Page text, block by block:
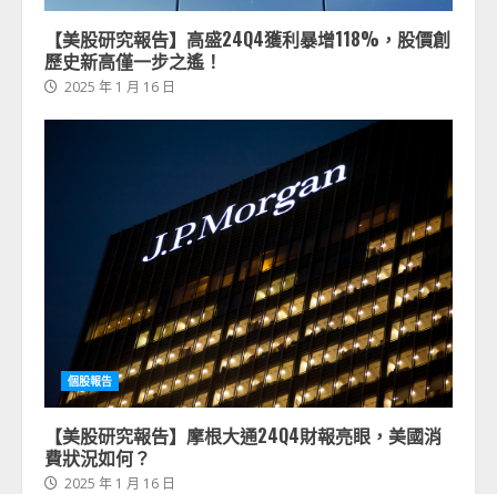
【美股研究報告】高盛24Q4獲利暴增118%，股價創
歷史新高僅一步之遙！
2025 年 1 月 16 日
個股報告
【美股研究報告】摩根大通24Q4財報亮眼，美國消
費狀況如何？
2025 年 1 月 16 日